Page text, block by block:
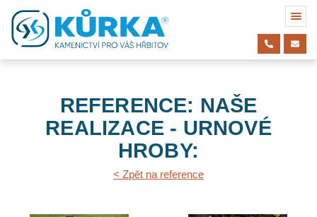
REFERENCE: NAŠE
REALIZACE - URNOVÉ
HROBY:
< Zpět na reference